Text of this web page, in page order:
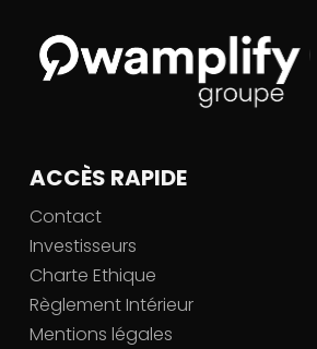
ACCÈS RAPIDE
Contact
Investisseurs
Charte Ethique
Règlement Intérieur
Mentions légales